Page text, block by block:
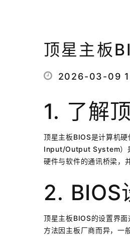
顶星主板
2026-03-09
1. 了解
顶星主板BIOS是计算机
Input/Output System）
硬件与软件的通讯桥梁，
2. BIOS
顶星主板BIOS的设置界
方法因主板厂商而异，一